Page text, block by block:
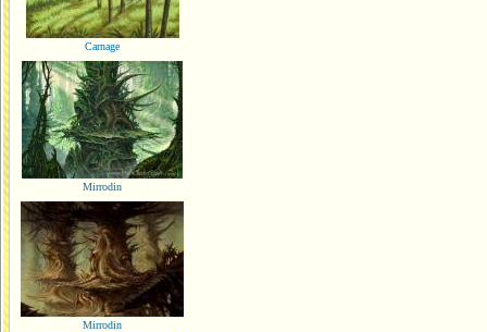
Carnage
Mirrodin
Mirrodin